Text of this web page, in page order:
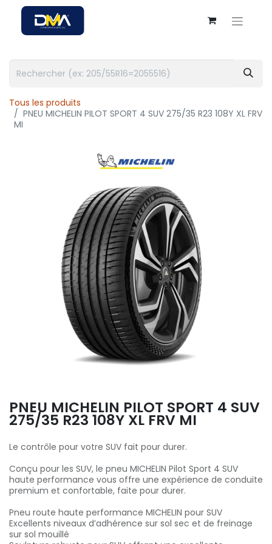
Tous les produits
PNEU MICHELIN PILOT SPORT 4 SUV 275/35 R23 108Y XL FRV
MI
PNEU MICHELIN PILOT SPORT 4 SUV
275/35 R23 108Y XL FRV MI
Le contrôle pour votre SUV fait pour durer.
Conçu pour les SUV, le pneu MICHELIN Pilot Sport 4 SUV
haute performance vous offre une expérience de conduite
premium et confortable, faite pour durer.
Pneu route haute performance MICHELIN pour SUV
Excellents niveaux d’adhérence sur sol sec et de freinage
sur sol mouillé